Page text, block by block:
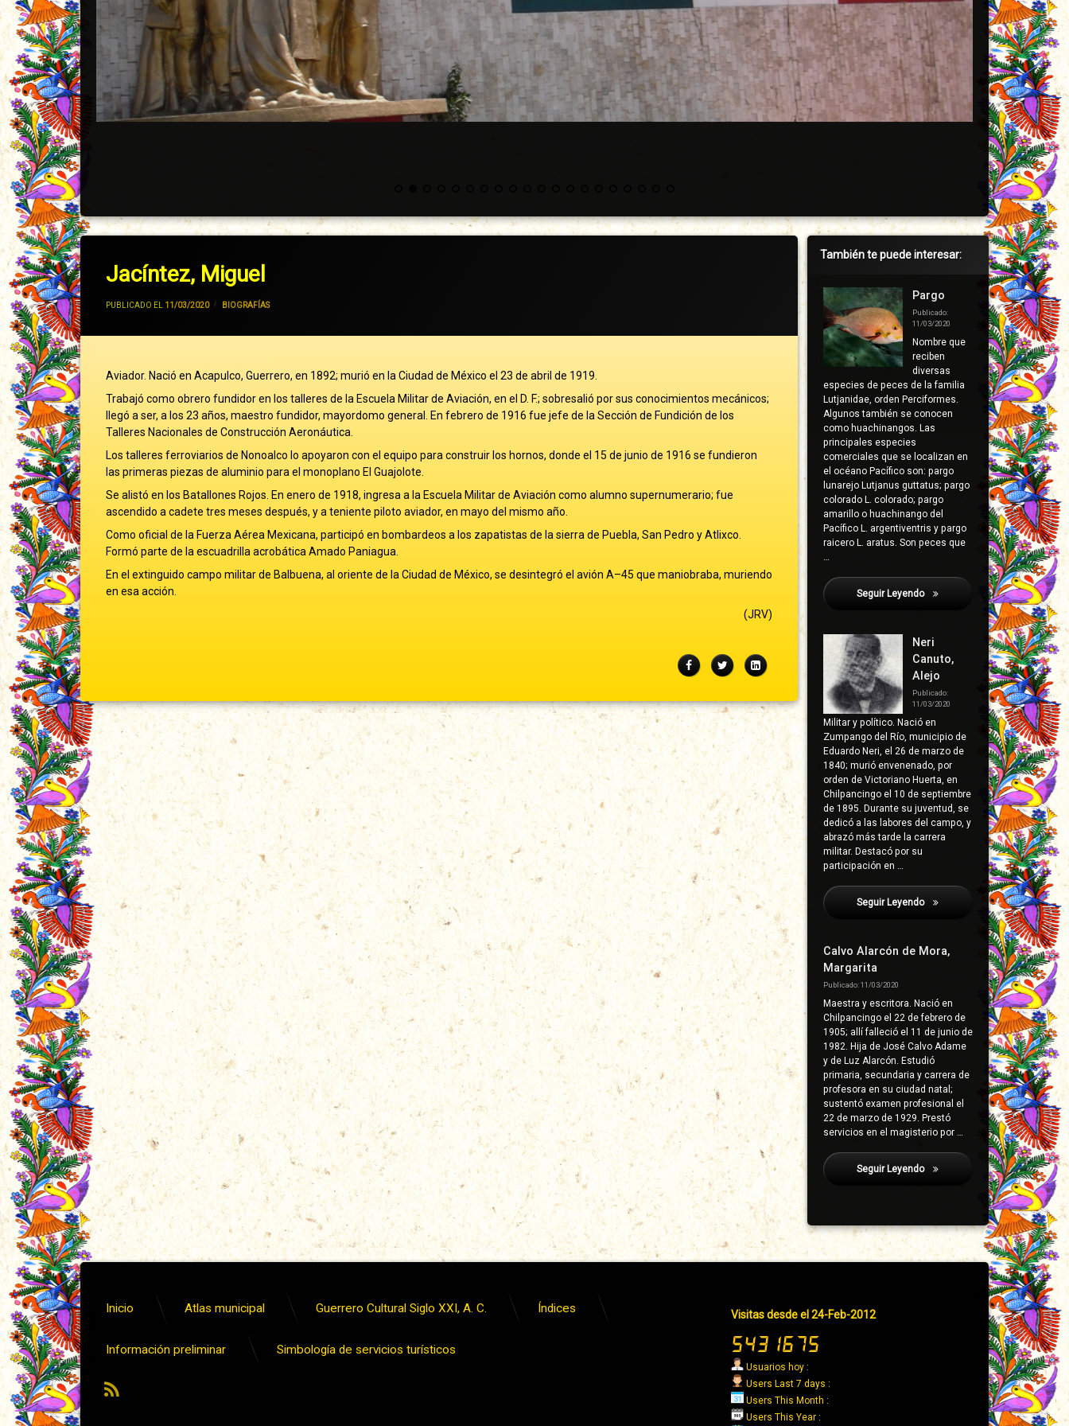
Jacíntez, Miguel
PUBLICADO EL 11/03/2020
JIVANCM
CATEGORÍAS:
BIOGRAFÍAS
Aviador. Nació en Acapulco, Guerrero, en 1892; murió en la Ciudad de México el 23 de abril de 1919.
Trabajó como obrero fundidor en los talleres de la Escuela Militar de Aviación, en el D. F.; sobresalió por sus conocimientos mecánicos;
llegó a ser, a los 23 años, maestro fundidor, mayordomo general. En febrero de 1916 fue jefe de la Sección de Fundición de los
Talleres Nacionales de Construcción Aeronáutica.
Los talleres ferroviarios de Nonoalco lo apoyaron con el equipo para construir los hornos, donde el 15 de junio de 1916 se fundieron
las primeras piezas de aluminio para el monoplano El Guajolote.
Se alistó en los Batallones Rojos. En enero de 1918, ingresa a la Escuela Militar de Aviación como alumno supernumerario; fue
ascendido a cadete tres meses después, y a teniente piloto aviador, en mayo del mismo año.
Como oficial de la Fuerza Aérea Mexicana, participó en bombardeos a los zapatistas de la sierra de Puebla, San Pedro y Atlixco.
Formó parte de la escuadrilla acrobática Amado Paniagua.
En el extinguido campo militar de Balbuena, al oriente de la Ciudad de México, se desintegró el avión A–45 que maniobraba, muriendo
en esa acción.
(JRV)
FacebookTwitterLinkedIn
Barra
derecha
También te puede interesar:
Pargo
Publicado:
11/03/2020
Nombre que
reciben
diversas
especies de peces de la familia
Lutjanidae, orden Perciformes.
Algunos también se conocen
como huachinangos. Las
principales especies
comerciales que se localizan en
el océano Pacífico son: pargo
lunarejo Lutjanus guttatus; pargo
colorado L. colorado; pargo
amarillo o huachinango del
Pacífico L. argentiventris y pargo
raicero L. aratus. Son peces que
…
Seguir Leyendo Jacíntez, Miguel
Neri
Canuto,
Alejo
Publicado:
11/03/2020
Militar y político. Nació en
Zumpango del Río, municipio de
Eduardo Neri, el 26 de marzo de
1840; murió envenenado, por
orden de Victoriano Huerta, en
Chilpancingo el 10 de septiembre
de 1895. Durante su juventud, se
dedicó a las labores del campo, y
abrazó más tarde la carrera
militar. Destacó por su
participación en …
Seguir Leyendo Jacíntez, Miguel
Calvo Alarcón de Mora,
Margarita
Publicado: 11/03/2020
Maestra y escritora. Nació en
Chilpancingo el 22 de febrero de
1905; allí falleció el 11 de junio de
1982. Hija de José Calvo Adame
y de Luz Alarcón. Estudió
primaria, secundaria y carrera de
profesora en su ciudad natal;
sustentó examen profesional el
22 de marzo de 1929. Prestó
servicios en el magisterio por …
Seguir Leyendo Jacíntez, Miguel
Inicio Atlas municipal Guerrero Cultural Siglo XXI, A. C. Índices
Información preliminar Simbología de servicios turísticos
RSS
de
página
→
Derecha
Visitas desde el 24-Feb-2012
Usuarios hoy :
Users Last 7 days :
Users This Month :
Users This Year :